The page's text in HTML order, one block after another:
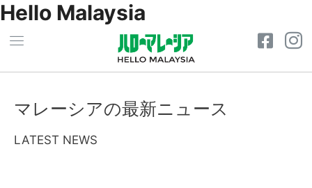
Hello Malaysia
マレーシアの最新ニュース
LATEST NEWS